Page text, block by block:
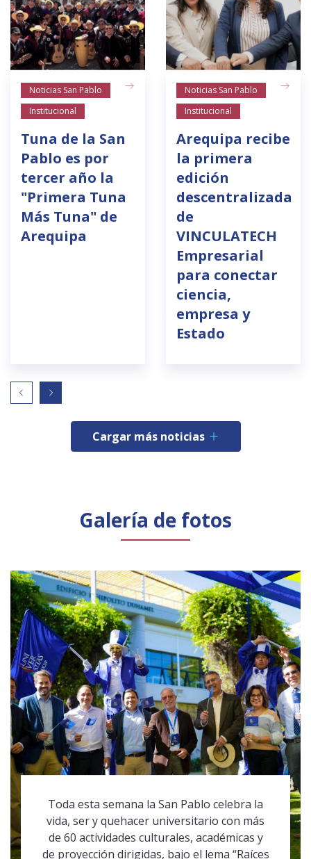
Noticias San Pablo
Institucional
Tuna de la San
Pablo es por
tercer año la
"Primera Tuna
Más Tuna" de
Arequipa
Noticias San Pablo
Institucional
Arequipa recibe
la primera
edición
descentralizada
de
VINCULATECH
Empresarial
para conectar
ciencia,
empresa y
Estado
Cargar más noticias
Galería de fotos
Toda esta semana la San Pablo celebra la
vida, ser y quehacer universitario con más
de 60 actividades culturales, académicas y
de proyección dirigidas, bajo el lema “Raíces